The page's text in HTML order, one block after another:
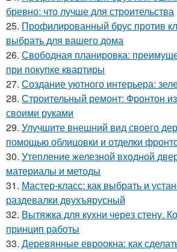
бревно: что лучше для строительства
25. Профилированный брус против
выбрать для вашего дома
26. Свободная планировка:
при покупке квартиры
27. Создание уютного интерьера:
28. Строительный ремонт: Фронтон
своими руками
29. Улучшите внешний вид своего
помощью облицовки и отделки
30. Утепление железной входной
материалы и методы
31. Мастер-класс: как выбрать и
раздевалки двухъярусный
32. Вытяжка для кухни через стену.
принцип работы
33. Деревянные евроокна: как